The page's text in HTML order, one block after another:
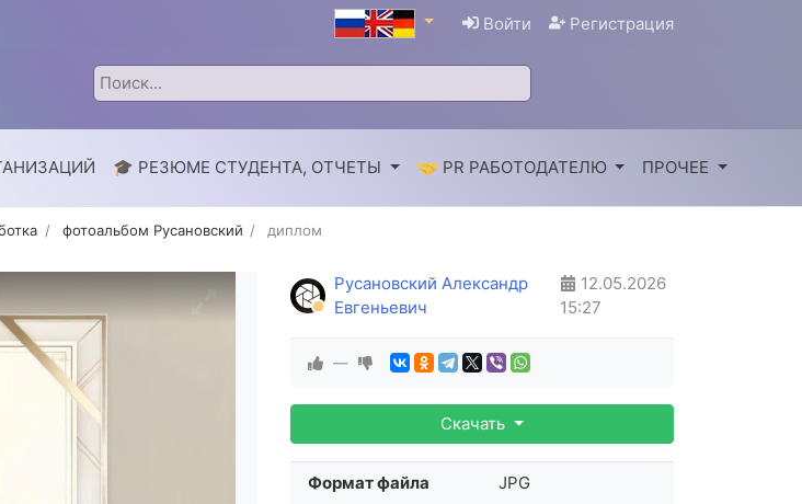
Войти Регистрация
🎓 РЕЗЮМЕ СТУДЕНТА, ОТЧЕТЫ 🤝 PR РАБОТОДАТЕЛЮ ПРОЧЕЕ
фотоальбом Русановский диплом
Русановский Александр
Евгеньевич
12.05.2026
15:27
—
Скачать
Формат файла
JPG